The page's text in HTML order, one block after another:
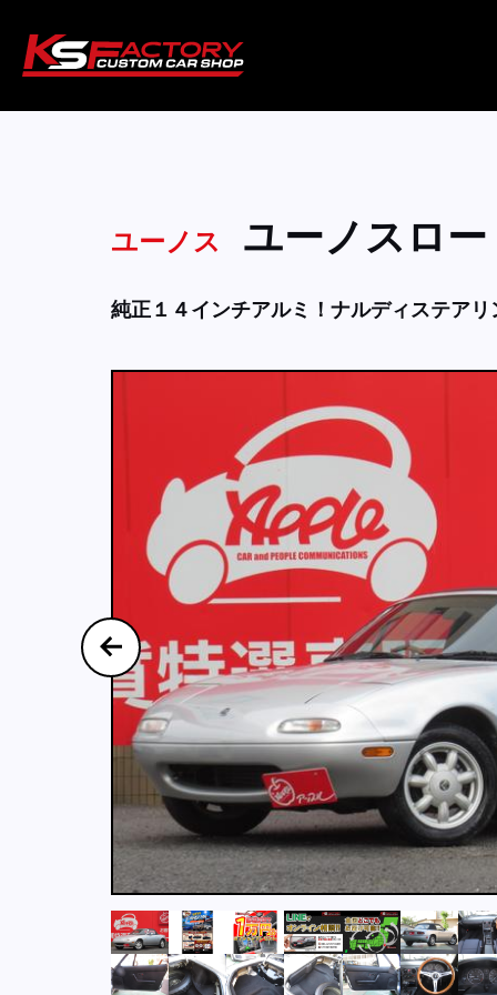
ユーノス ユーノスロ
純正１４インチアルミ！ナルディステア